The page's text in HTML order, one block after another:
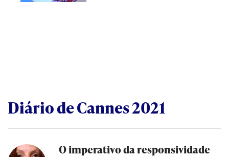
Diário de Cannes 2021
O imperativo da responsividade